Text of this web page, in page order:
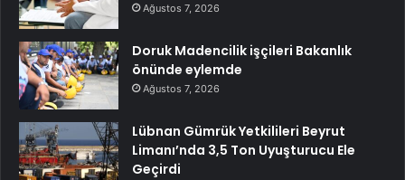
Ağustos 7, 2026
Doruk Madencilik işçileri Bakanlık
önünde eylemde
Ağustos 7, 2026
Lübnan Gümrük Yetkilileri Beyrut
Limanı’nda 3,5 Ton Uyuşturucu Ele
Geçirdi